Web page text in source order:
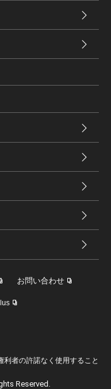
お問い合わせ
者の許諾なく使用すること
Reserved.